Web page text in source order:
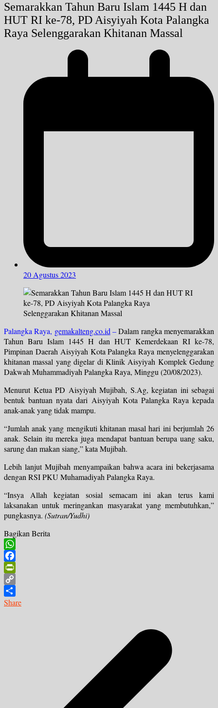
Semarakkan Tahun Baru Islam 1445 H dan
HUT RI ke-78, PD Aisyiyah Kota Palangka
Raya Selenggarakan Khitanan Massal
20 Agustus 2023
Palangka Raya, gemakalteng.co.id–Dalam rangka menyemarakkan
Tahun Baru Islam 1445 H dan HUT Kemerdekaan RI ke-78,
Pimpinan Daerah Aisyiyah Kota Palangka Raya menyelenggarakan
khitanan massal yang digelar di Klinik Aisyiyah Komplek Gedung
Dakwah Muhammadiyah Palangka Raya, Minggu (20/08/2023).
Menurut Ketua PD Aisyiyah Mujibah, S.Ag, kegiatan ini sebagai
bentuk bantuan nyata dari Aisyiyah Kota Palangka Raya kepada
anak-anak yang tidak mampu.
“Jumlah anak yang mengikuti khitanan masal hari ini berjumlah 26
anak. Selain itu mereka juga mendapat bantuan berupa uang saku,
sarung dan makan siang,” kata Mujibah.
Lebih lanjut Mujibah menyampaikan bahwa acara ini bekerjasama
dengan RSI PKU Muhamadiyah Palangka Raya.
“Insya Allah kegiatan sosial semacam ini akan terus kami
laksanakan untuk meringankan masyarakat yang membutuhkan,”
pungkasnya. (Sutran/Yudhi)
Bagikan Berita
WhatsApp
Facebook
PrintFriendly
Copy
Link
Share